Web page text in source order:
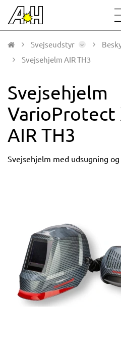
Svejseudstyr
Svejsehjelm AIR TH3
Svejsehjelm
VarioProtect
AIR TH3
Svejsehjelm med udsugning